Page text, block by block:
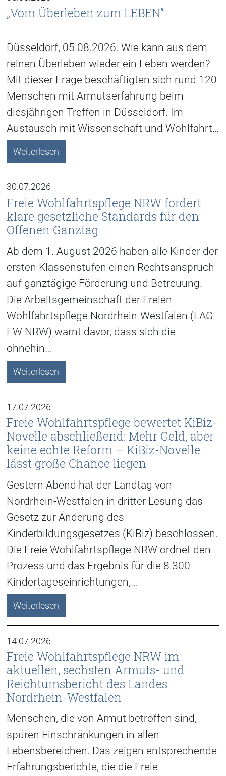
„Vom Überleben zum LEBEN“
Düsseldorf, 05.08.2026. Wie kann aus dem
reinen Überleben wieder ein Leben werden?
Mit dieser Frage beschäftigten sich rund 120
Menschen mit Armutserfahrung beim
diesjährigen Treffen in Düsseldorf. Im
Austausch mit Wissenschaft und Wohlfahrt…
Weiterlesen
30.07.2026
Freie Wohlfahrtspflege NRW fordert
klare gesetzliche Standards für den
Offenen Ganztag
Ab dem 1. August 2026 haben alle Kinder der
ersten Klassenstufen einen Rechtsanspruch
auf ganztägige Förderung und Betreuung.
Die Arbeitsgemeinschaft der Freien
Wohlfahrtspflege Nordrhein-Westfalen (LAG
FW NRW) warnt davor, dass sich die
ohnehin…
Weiterlesen
17.07.2026
Freie Wohlfahrtspflege bewertet KiBiz-
Novelle abschließend: Mehr Geld, aber
keine echte Reform – KiBiz-Novelle
lässt große Chance liegen
Gestern Abend hat der Landtag von
Nordrhein-Westfalen in dritter Lesung das
Gesetz zur Änderung des
Kinderbildungsgesetzes (KiBiz) beschlossen.
Die Freie Wohlfahrtspflege NRW ordnet den
Prozess und das Ergebnis für die 8.300
Kindertageseinrichtungen,…
Weiterlesen
14.07.2026
Freie Wohlfahrtspflege NRW im
aktuellen, sechsten Armuts- und
Reichtumsbericht des Landes
Nordrhein-Westfalen
Menschen, die von Armut betroffen sind,
spüren Einschränkungen in allen
Lebensbereichen. Das zeigen entsprechende
Erfahrungsberichte, die die Freie